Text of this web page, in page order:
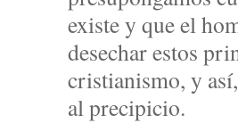
existe y que el
desechar estos
cristianismo, y
al precipicio.